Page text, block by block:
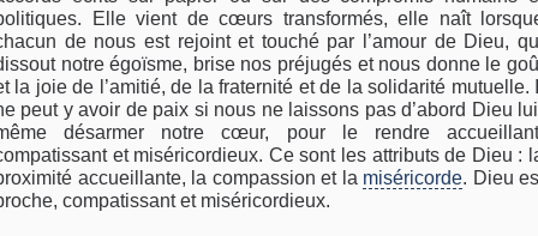
Elle vient de cœurs transformés, elle naît
de nous est rejoint et touché par l’amour de Dieu,
notre égoïsme, brise nos préjugés et nous donne le
la joie de l’amitié, de la fraternité et de la solidarité mutuelle.
peut y avoir de paix si nous ne laissons pas d’abord Dieu
désarmer notre cœur, pour le rendre
et miséricordieux. Ce sont les attributs de Dieu :
accueillante, la compassion et la miséricorde. Dieu
compatissant et miséricordieux.